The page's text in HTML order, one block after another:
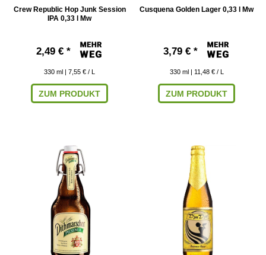
Crew Republic Hop Junk Session
IPA 0,33 l Mw
2,49 € *
330 ml | 7,55 € / L
ZUM PRODUKT
Cusquena Golden Lager 0,33 l Mw
3,79 € *
330 ml | 11,48 € / L
ZUM PRODUKT